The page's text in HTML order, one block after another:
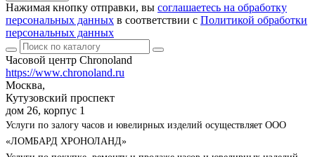
Нажимая кнопку отправки, вы соглашаетесь на обработку
персональных данных в соответствии с Политикой обработки
персональных данных
Часовой центр Chronoland
https://www.chronoland.ru
Москва,
Кутузовский проспект
дом 26, корпус 1
Услуги по залогу часов и ювелирных изделий осуществляет ООО
«ЛОМБАРД ХРОНОЛАНД»